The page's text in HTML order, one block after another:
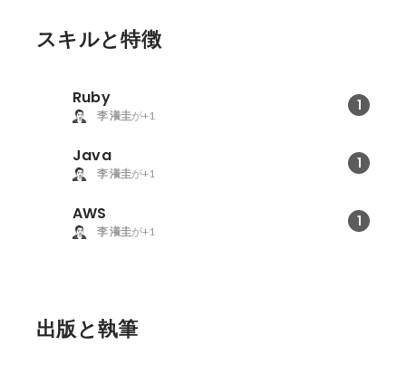
スキルと特徴
Ruby 1
李 瀁圭が+1
Java 1
李 瀁圭が+1
AWS 1
李 瀁圭が+1
出版と執筆